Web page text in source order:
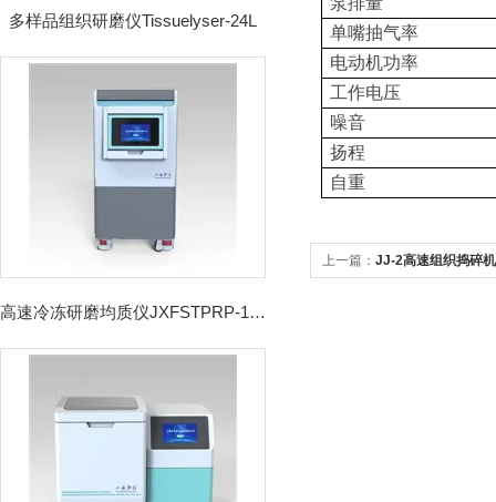
多样品组织研磨仪Tissuelyser-24L
高速冷冻研磨均质仪JXFSTPRP-192CL
单嘴抽气率
电动机功率
工作电压
噪音
扬程
自重
上一篇： JJ-2高速组织捣碎机